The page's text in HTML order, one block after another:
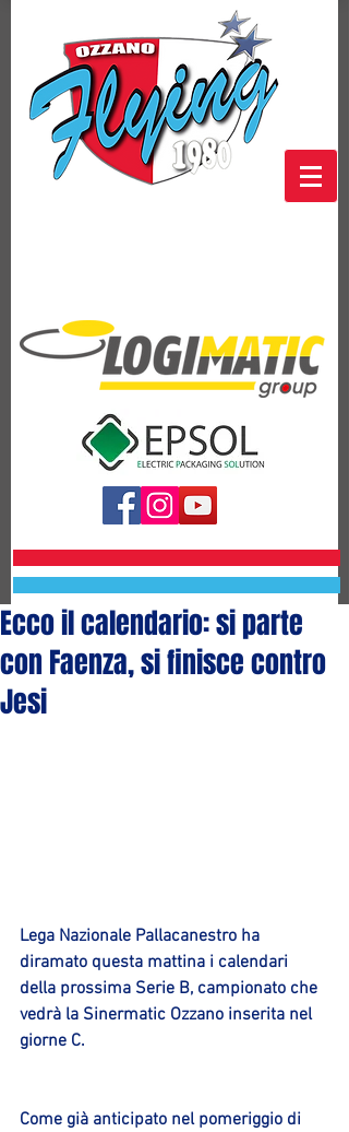
Ecco il calendario: si parte
con Faenza, si finisce contro
Jesi
Lega Nazionale Pallacanestro ha
diramato questa mattina i calendari
della prossima Serie B, campionato che
vedrà la Sinermatic Ozzano inserita nel
giorne C.
Come già anticipato nel pomeriggio di